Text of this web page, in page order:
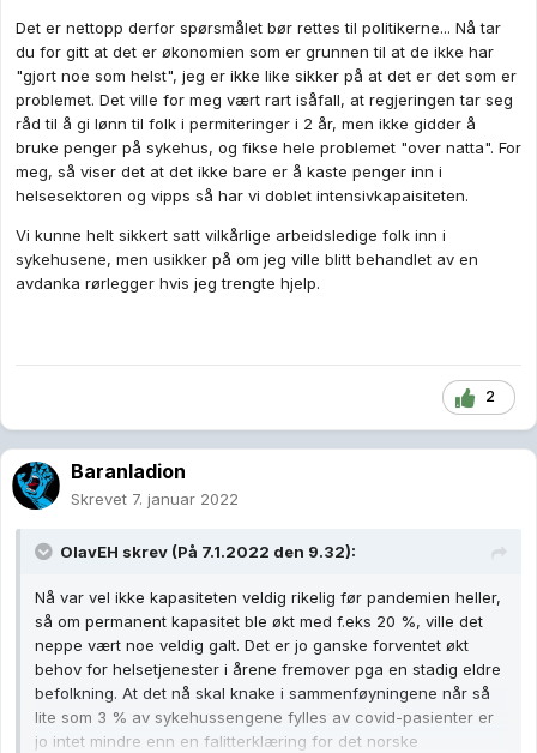
er pandemi? tror man ikke på alvorligheten i ordet "pandemi"
da? jeg skjønner virkelig ikke tankegangen. Kunne man ikke
gitt noen ekstrabeviligninger som monnet? det er jo ikke
umulig?
Man må også senke kravene til kompetanse når det røyner på.
Tenk på andre verdenskrig da, når husmødre ble kalt inn for å
produsere ammunisjon for mennene som var ute og kjempet...
var sikkert også ganske mange husmødre som plutselig var
"sykepleiere" når mennene kom hjem fra krigen med skader.
Våre politikere bare sitter bare og sier: åååå, vet nå ikke.... det
blir litt dyrt da.... tar lang tid å utdanne nye folk.... nja..... vet ikke
ha den verste helsekatastrofen i moderne tid (pandemien) og
samtidig sitte og tvinne tommeltotter med pengene våre. Vi har
12.000+ milliarder på bok for svingende!
Det er nettopp derfor spørsmålet bør rettes til politikerne... Nå tar
du for gitt at det er økonomien som er grunnen til at de ikke har
"gjort noe som helst", jeg er ikke like sikker på at det er det som er
problemet. Det ville for meg vært rart isåfall, at regjeringen tar seg
råd til å gi lønn til folk i permiteringer i 2 år, men ikke gidder å
bruke penger på sykehus, og fikse hele problemet "over natta". For
meg, så viser det at det ikke bare er å kaste penger inn i
helsesektoren og vipps så har vi doblet intensivkapaisiteten.
Vi kunne helt sikkert satt vilkårlige arbeidsledige folk inn i
sykehusene, men usikker på om jeg ville blitt behandlet av en
avdanka rørlegger hvis jeg trengte hjelp.
2
Baranladion
Skrevet 7. januar 2022
OlavEH skrev (På 7.1.2022 den 9.32):
Nå var vel ikke kapasiteten veldig rikelig før pandemien heller,
så om permanent kapasitet ble økt med f.eks 20 %, ville det
neppe vært noe veldig galt. Det er jo ganske forventet økt
behov for helsetjenester i årene fremover pga en stadig eldre
befolkning. At det nå skal knake i sammenføyningene når så
lite som 3 % av sykehussengene fylles av covid-pasienter er
jo intet mindre enn en falitterklæring for det norske